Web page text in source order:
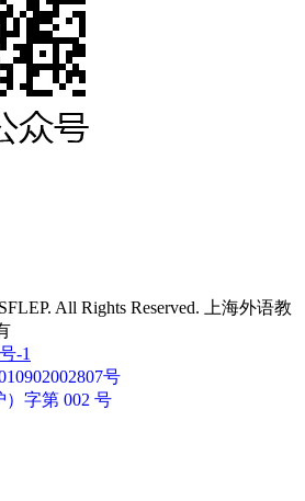
All Rights Reserved. 上海外语教
-1
号
）字第 002 号